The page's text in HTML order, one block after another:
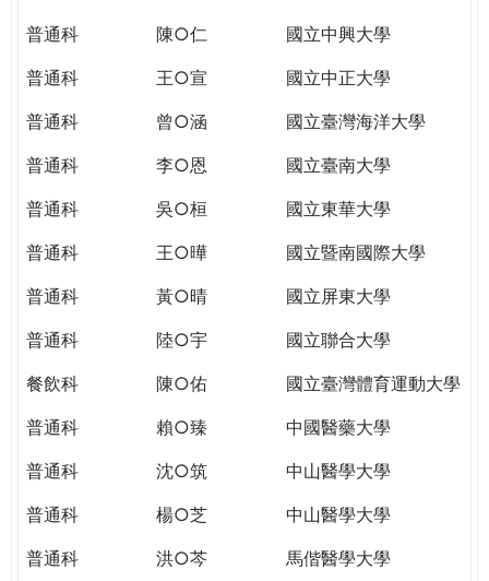
民。
TODAY
WORLD
TOMORROW
YOU
THE
PATH
GLOBAL
普通科
陳○仁
國立中興大學
普通科
王○宣
國立中正大學
普通科
曾○涵
國立臺灣海洋大學
普通科
李○恩
國立臺南大學
普通科
吳○桓
國立東華大學
普通科
王○曄
國立暨南國際大學
普通科
黃○晴
國立屏東大學
普通科
陸○宇
國立聯合大學
餐飲科
陳○佑
國立臺灣體育運動大學
普通科
賴○臻
中國醫藥大學
普通科
沈○筑
中山醫學大學
普通科
楊○芝
中山醫學大學
普通科
洪○芩
馬偕醫學大學